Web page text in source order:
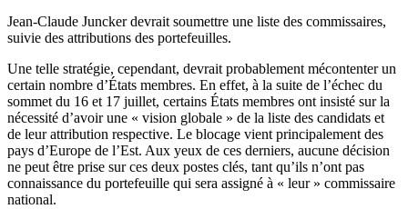
Jean-Claude Juncker devrait soumettre une liste des commissaires,
suivie des attributions des portefeuilles.
Une telle stratégie, cependant, devrait probablement mécontenter un
certain nombre d’États membres. En effet, à la suite de l’échec du
sommet du 16 et 17 juillet, certains États membres ont insisté sur la
nécessité d’avoir une « vision globale » de la liste des candidats et
de leur attribution respective. Le blocage vient principalement des
pays d’Europe de l’Est. Aux yeux de ces derniers, aucune décision
ne peut être prise sur ces deux postes clés, tant qu’ils n’ont pas
connaissance du portefeuille qui sera assigné à « leur » commissaire
national.